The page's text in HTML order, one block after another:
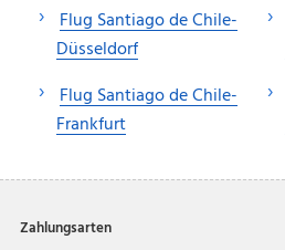
Flug Santiago de Chile-
Düsseldorf
Flug Santiago de Chile-
Frankfurt